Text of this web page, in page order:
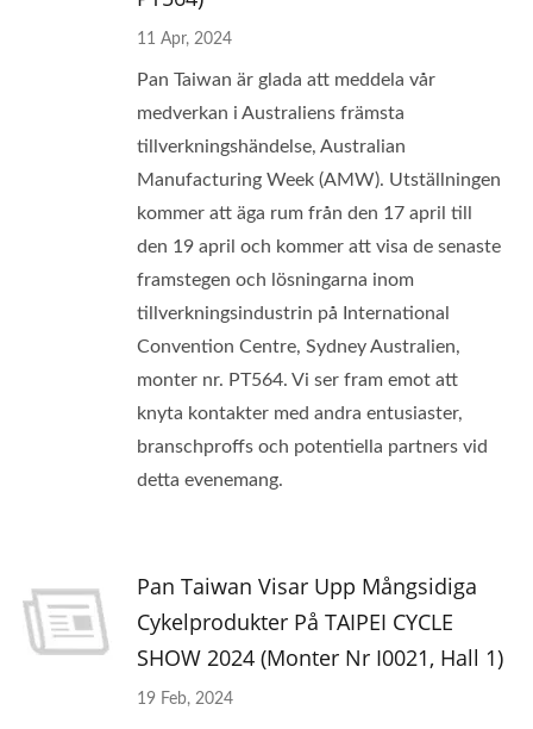
11 Apr, 2024
Pan Taiwan är glada att meddela vår
medverkan i Australiens främsta
tillverkningshändelse, Australian
Manufacturing Week (AMW). Utställningen
kommer att äga rum från den 17 april till
den 19 april och kommer att visa de senaste
framstegen och lösningarna inom
tillverkningsindustrin på International
Convention Centre, Sydney Australien,
monter nr. PT564. Vi ser fram emot att
knyta kontakter med andra entusiaster,
branschproffs och potentiella partners vid
detta evenemang.
Pan Taiwan Visar Upp Mångsidiga
Cykelprodukter På TAIPEI CYCLE
SHOW 2024 (Monter Nr I0021, Hall 1)
19 Feb, 2024